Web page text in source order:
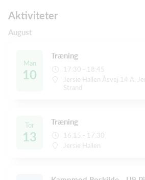
Aktiviteter
August
Man
10
Træning
17:30 - 18:45
Jersie Hallen Åsvej 14 A,
Strand
Tor
13
Træning
16:15 - 17:30
Jersie Hallen